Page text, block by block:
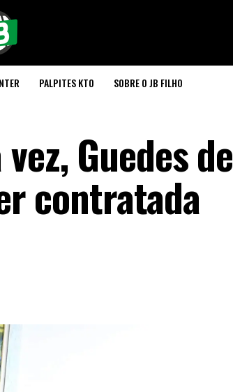
PALPITES KTO SOBRE O JB FILHO
Guedes de
contratada